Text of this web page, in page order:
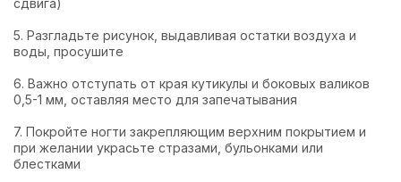
сдвига)
5. Разгладьте рисунок, выдавливая остатки воздуха и
воды, просушите
6. Важно отступать от края кутикулы и боковых валиков
0,5-1 мм, оставляя место для запечатывания
7. Покройте ногти закрепляющим верхним покрытием и
при желании украсьте стразами, бульонками или
блестками